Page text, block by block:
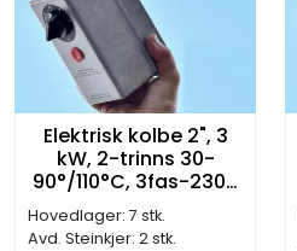
Elektrisk kolbe 2", 3
kW, 2-trinns 30-
90°/110°C, 3fas-230V
(L:280mm)
Hovedlager: 7 stk.
Avd. Steinkjer: 2 stk.